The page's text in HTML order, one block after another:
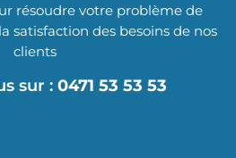
résoudre votre problème de
satisfaction des besoins de nos
clients
sur : 0471 53 53 53